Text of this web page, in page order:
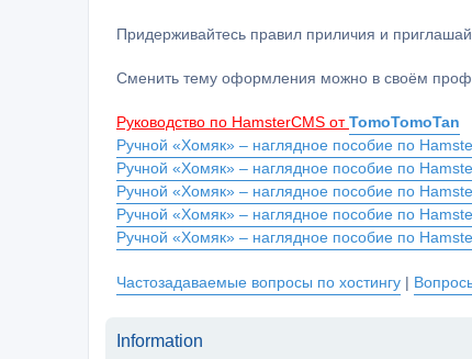
Придерживайтесь правил приличия и
Сменить тему оформления можно в своём
Руководство по HamsterCMS от TomoTomoTan
Ручной «Хомяк» – наглядное пособие по
Ручной «Хомяк» – наглядное пособие по
Ручной «Хомяк» – наглядное пособие по
Ручной «Хомяк» – наглядное пособие по
Ручной «Хомяк» – наглядное пособие по
Частозадаваемые вопросы по хостингу |
Information